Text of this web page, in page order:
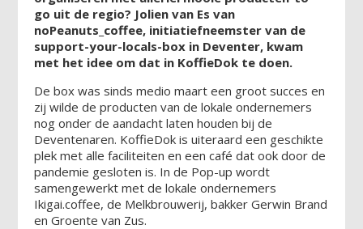
go uit de regio? Jolien van Es van
noPeanuts_coffee, initiatiefneemster van de
support-your-locals-box in Deventer, kwam
met het idee om dat in KoffieDok te doen.
De box was sinds medio maart een groot succes en
zij wilde de producten van de lokale ondernemers
nog onder de aandacht laten houden bij de
Deventenaren. KoffieDok is uiteraard een geschikte
plek met alle faciliteiten en een café dat ook door de
pandemie gesloten is. In de Pop-up wordt
samengewerkt met de lokale ondernemers
Ikigai.coffee, de Melkbrouwerij, bakker Gerwin Brand
en Groente van Zus.